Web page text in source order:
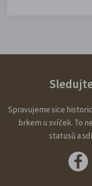
Spravujeme sice
brkem u svíček. To
statusů a